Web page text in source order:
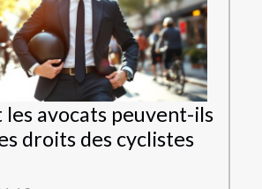
avocats peuvent-ils
droits des cyclistes